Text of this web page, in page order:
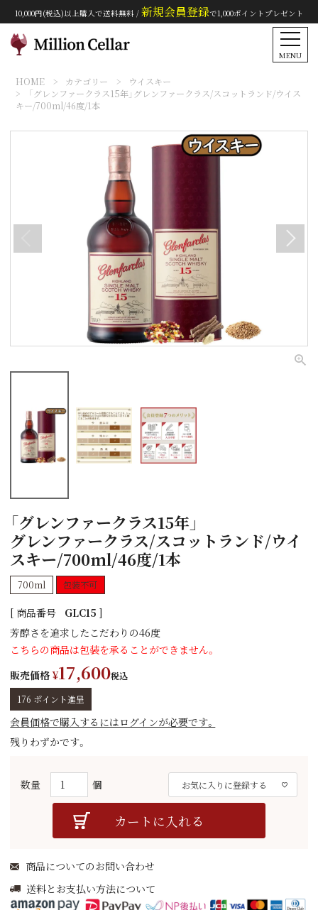
10,000円(税込)以上購入で送料無料 / 新規会員登録で1,000ポイントプレゼント
MENU
HOME カテゴリー
ウイスキー
「グレンファークラス15年」グレンファークラス/スコットランド/ウイス
キー/700ml/46度/1本
「グレンファークラス15年」
グレンファークラス/スコットランド/ウイ
スキー/700ml/46度/1本
700ml 包装不可
商品番号
GLC15
芳醇さを追求したこだわりの46度
こちらの商品は包装を承ることができません。
販売価格 ¥17,600税込
176 ポイント進呈
会員価格で購入するにはログインが必要です。
残りわずかです。
お気に入りに登録する
カートに入れる
商品についてのお問い合わせ
送料とお支払い方法について